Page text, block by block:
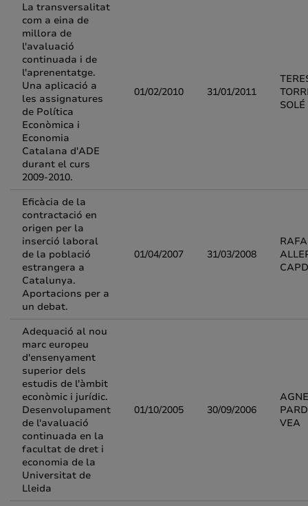
La transversalitat
com a eina de
millora de
l'avaluació
continuada i de
l'aprenentatge.
Una aplicació a
les assignatures
de Política
Econòmica i
Economia
Catalana d'ADE
durant el curs
2009-2010.
01/02/2010 31/01/2011
SOLÉ
Eficàcia de la
contractació en
origen per la
inserció laboral
de la població
estrangera a
Catalunya.
Aportacions per a
un debat.
01/04/2007 31/03/2008
Adequació al nou
marc europeu
d'ensenyament
superior dels
estudis de l'àmbit
econòmic i jurídic.
Desenvolupament
de l'avaluació
continuada en la
facultat de dret i
economia de la
Universitat de
Lleida
01/10/2005 30/09/2006
VEA